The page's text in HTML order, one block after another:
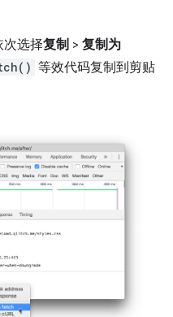
选择复制 > 复制为
等效代码复制到剪贴